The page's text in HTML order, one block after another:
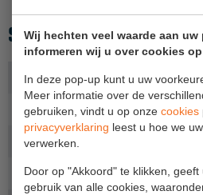
Wij hechten veel waarde aan uw
informeren wij u over cookies
In deze pop-up kunt u uw
Meer informatie over de
gebruiken, vindt u op onze cookies
privacyverklaring leest u hoe we
verwerken.
Door op "Akkoord" te klikken,
gebruik van alle cookies,
Knikarmhoogwerkers
Spinhoogwerkers
Schaarhoogwerkers
Masthoogwerkers
Autohoogwerkers
SPECIFICATIES
Aantal treden 2
Werkhoogte (m) 2,5
Stahoogte (m)
Opberglengte (m) 0,70